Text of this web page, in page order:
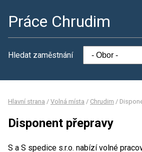
Práce Chrudim
Hledat zaměstnání
Hlavní strana / Volná místa / Chrudim /
Disponent přepravy
S a S spedice s.r.o. nabízí volné